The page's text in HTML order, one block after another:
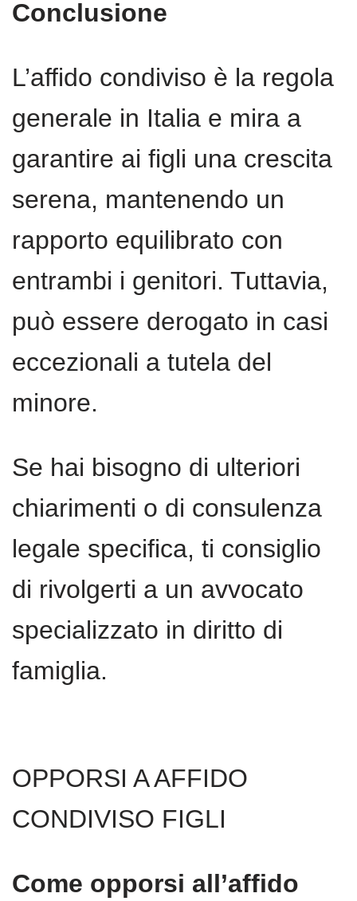
Conclusione
L’affido condiviso è la regola
generale in Italia e mira a
garantire ai figli una crescita
serena, mantenendo un
rapporto equilibrato con
entrambi i genitori. Tuttavia,
può essere derogato in casi
eccezionali a tutela del
minore.
Se hai bisogno di ulteriori
chiarimenti o di consulenza
legale specifica, ti consiglio
di rivolgerti a un avvocato
specializzato in diritto di
famiglia.
OPPORSI A AFFIDO
CONDIVISO FIGLI
Come opporsi all’affido